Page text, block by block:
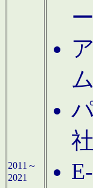
2011～
2021